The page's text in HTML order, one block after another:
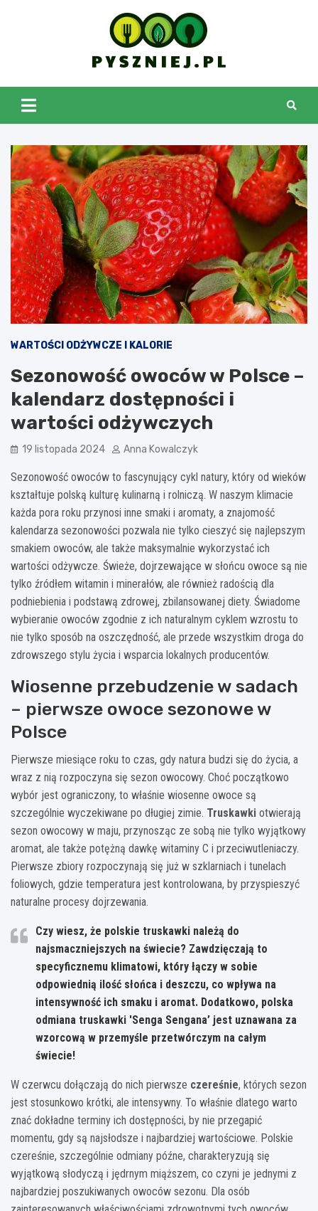
pyszniej.pl
WARTOŚCI ODŻYWCZE I KALORIE
Sezonowość owoców w Polsce –
kalendarz dostępności i
wartości odżywczych
19 listopada 2024 Anna Kowalczyk
Sezonowość owoców to fascynujący cykl natury, który od wieków
kształtuje polską kulturę kulinarną i rolniczą. W naszym klimacie
każda pora roku przynosi inne smaki i aromaty, a znajomość
kalendarza sezonowości pozwala nie tylko cieszyć się najlepszym
smakiem owoców, ale także maksymalnie wykorzystać ich
wartości odżywcze. Świeże, dojrzewające w słońcu owoce są nie
tylko źródłem witamin i minerałów, ale również radością dla
podniebienia i podstawą zdrowej, zbilansowanej diety. Świadome
wybieranie owoców zgodnie z ich naturalnym cyklem wzrostu to
nie tylko sposób na oszczędność, ale przede wszystkim droga do
zdrowszego stylu życia i wsparcia lokalnych producentów.
Wiosenne przebudzenie w sadach
– pierwsze owoce sezonowe w
Polsce
Pierwsze miesiące roku to czas, gdy natura budzi się do życia, a
wraz z nią rozpoczyna się sezon owocowy. Choć początkowo
wybór jest ograniczony, to właśnie wiosenne owoce są
szczególnie wyczekiwane po długiej zimie. Truskawki otwierają
sezon owocowy w maju, przynosząc ze sobą nie tylko wyjątkowy
aromat, ale także potężną dawkę witaminy C i przeciwutleniaczy.
Pierwsze zbiory rozpoczynają się już w szklarniach i tunelach
foliowych, gdzie temperatura jest kontrolowana, by przyspieszyć
naturalne procesy dojrzewania.
Czy wiesz, że polskie truskawki należą do
najsmaczniejszych na świecie? Zawdzięczają to
specyficznemu klimatowi, który łączy w sobie
odpowiednią ilość słońca i deszczu, co wpływa na
intensywność ich smaku i aromat. Dodatkowo, polska
odmiana truskawki 'Senga Sengana’ jest uznawana za
wzorcową w przemyśle przetwórczym na całym
świecie!
W czerwcu dołączają do nich pierwsze czereśnie, których sezon
jest stosunkowo krótki, ale intensywny. To właśnie dlatego warto
znać dokładne terminy ich dostępności, by nie przegapić
momentu, gdy są najsłodsze i najbardziej wartościowe. Polskie
czereśnie, szczególnie odmiany późne, charakteryzują się
wyjątkową słodyczą i jędrnym miąższem, co czyni je jednymi z
najbardziej poszukiwanych owoców sezonu. Dla osób